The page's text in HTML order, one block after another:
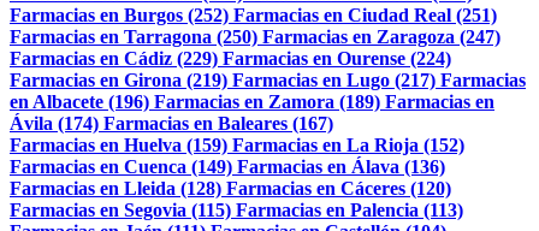
Farmacias en Burgos (252) Farmacias en Ciudad Real (251)
Farmacias en Tarragona (250) Farmacias en Zaragoza (247)
Farmacias en Cádiz (229) Farmacias en Ourense (224)
Farmacias en Girona (219) Farmacias en Lugo (217) Farmacias
en Albacete (196) Farmacias en Zamora (189) Farmacias en
Ávila (174) Farmacias en Baleares (167)
Farmacias en Huelva (159) Farmacias en La Rioja (152)
Farmacias en Cuenca (149) Farmacias en Álava (136)
Farmacias en Lleida (128) Farmacias en Cáceres (120)
Farmacias en Segovia (115) Farmacias en Palencia (113)